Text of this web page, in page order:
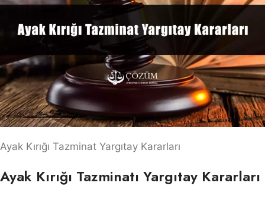
Ayak Kırığı Tazminat Yargıtay Kararları
Ayak Kırığı Tazminatı Yargıtay Kararları